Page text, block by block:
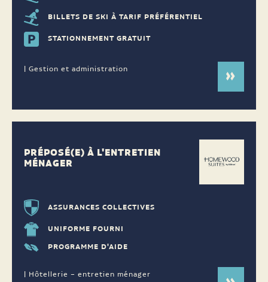
BILLETS DE SKI À TARIF PRÉFÉRENTIEL
STATIONNEMENT GRATUIT
| Gestion et administration
PRÉPOSÉ(E) À L'ENTRETIEN
MÉNAGER
ASSURANCES COLLECTIVES
UNIFORME FOURNI
PROGRAMME D'AIDE
| Hôtellerie – entretien ménager